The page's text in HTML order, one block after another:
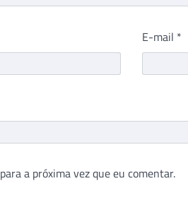
E-mail *
a próxima vez que eu comentar.